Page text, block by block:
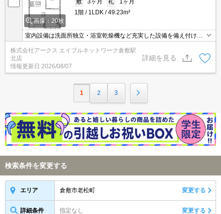
画像：20枚
敷
3ヶ月 礼
1ヶ月
1階
1LDK 49.23m²
室内設備は洗面所独立・浴室乾燥機など充実した設備を備え付けて
います。セキュリティ面は、TVインターホン・オートロックなど充
実しているので、防犯対策もばっちりです。収納はシューズボック
ス・クロゼット・全居室収納などが備え付けられているので、衣類
や日用品の収納に重宝します。こちらは1LDKになります。
株式会社アークス エイブルネットワーク倉敷駅
北店
情報更新日 2026/08/07
詳細を見る
1 2 3
検索条件を変更する
エリア 倉敷市老松町 変更する
詳細条件 指定なし 変更する